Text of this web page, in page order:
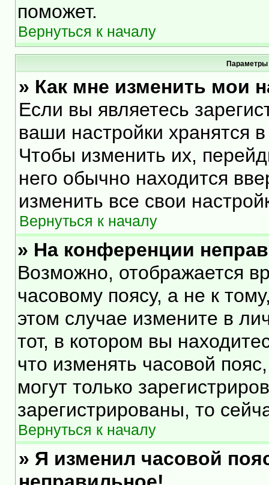
поможет.
Вернуться к началу
Параметры
» Как мне изменить мои
Если вы являетесь
ваши настройки хранятся
Чтобы изменить их,
него обычно находится
изменить все свои
Вернуться к началу
» На конференции
Возможно, отображается
часовому поясу, а не к
этом случае измените в
тот, в котором вы
что изменять часовой
могут только
зарегистрированы, то
Вернуться к началу
» Я изменил часовой